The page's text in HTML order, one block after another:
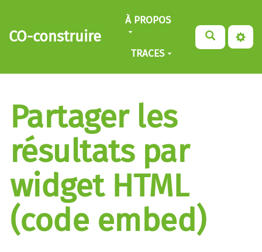
Aller au contenu principal
CO-construire
À PROPOS
TRACES
Partager les
résultats par
widget HTML
(code embed)